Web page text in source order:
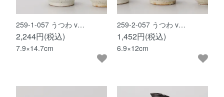
259-1-057 うつわ v…
2,244円(税込)
7.9×14.7cm
259-2-057 うつわ v…
1,452円(税込)
6.9×12cm